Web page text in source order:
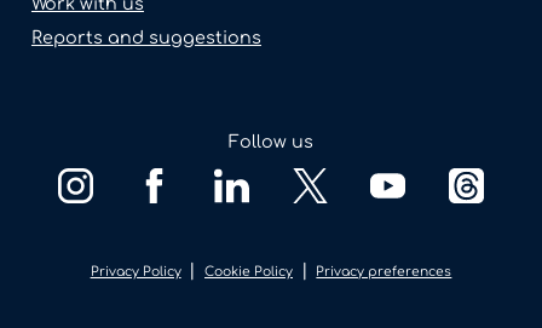
Work with us
Reports and suggestions
Follow us
Privacy Policy Cookie Policy Privacy preferences